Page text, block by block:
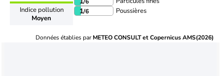
Indice pollution
Moyen
1/6 Poussières
Données établies parMETEO CONSULT et Copernicus AMS(2026)